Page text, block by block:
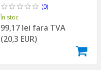
(0)
În stoc
99,17 lei fara TVA
(20,3 EUR)